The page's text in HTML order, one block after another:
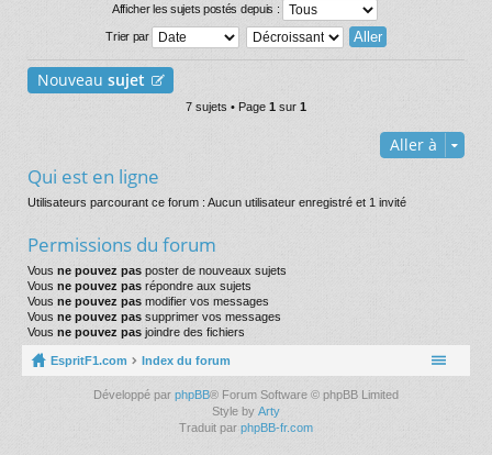
Afficher les sujets postés depuis :
Trier par
Nouveau sujet
7 sujets • Page 1 sur 1
Aller à
Qui est en ligne
Utilisateurs parcourant ce forum : Aucun utilisateur enregistré et 1 invité
Permissions du forum
Vous ne pouvez pas poster de nouveaux sujets
Vous ne pouvez pas répondre aux sujets
Vous ne pouvez pas modifier vos messages
Vous ne pouvez pas supprimer vos messages
Vous ne pouvez pas joindre des fichiers
EspritF1.com Index du forum
Développé par phpBB® Forum Software © phpBB Limited
Style by Arty
Traduit par phpBB-fr.com